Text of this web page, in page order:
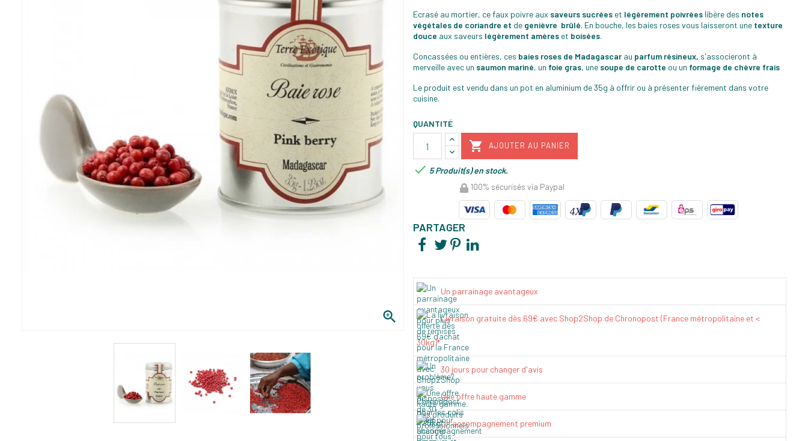

Ecrasé au mortier, ce faux poivre aux saveurs sucrées et légèrement poivrées libère des notes
végétales de coriandre et de genièvre brûlé. En bouche, les baies roses vous laisseront une texture
douce aux saveurs légèrement amères et boisées.
Concassées ou entières, ces baies roses de Madagascarau parfum résineux, s'associeront à
merveille avec un saumon mariné, un foie gras, une soupe de carotte ou un formage de chèvre frais
Le produit est vendu dans un pot en aluminium de 35g à offrir ou à présenter fièrement dans votre
cuisine.
QUANTITÉ
 AJOUTER AU PANIER
 5 Produit(s) en stock.
100% sécurisés via Paypal
PARTAGER
Un parrainage avantageux
Livraison gratuite dès 69€ avec Shop2Shop de Chronopost (France métropolitaine et <
30kg)*
30 jours pour changer d'avis
Une offre haute gamme
Un accompagnement premium